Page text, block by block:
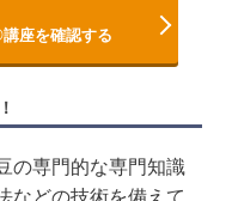
座を確認する
の専門的な専門知識